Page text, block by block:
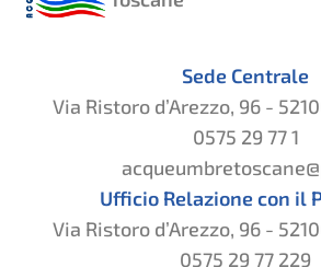
Sede Centrale
Via Ristoro d’Arezzo, 96 -
0575 29 77 1
Ufficio Relazione con il
Via Ristoro d’Arezzo, 96 -
0575 29 77 229